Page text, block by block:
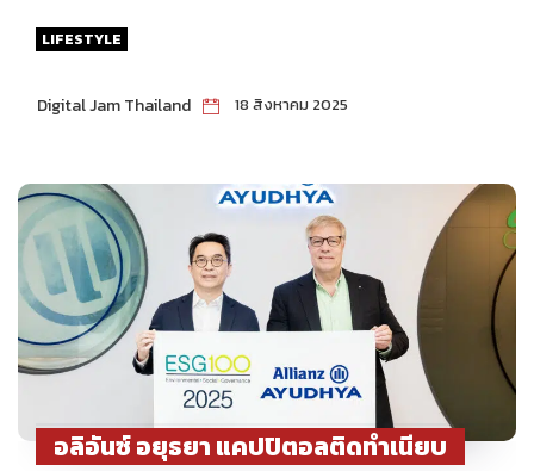
ความสง่างามให้ฤดูฝนกับ “Kali
ชวนให้หลงใหล
LIFESTYLE
Digital Jam Thailand 18 สิงหาคม 2025
อลิอันซ์ อยุธยา แคปปิตอลติดทำเนียบ